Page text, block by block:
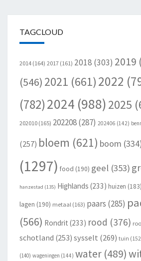
TAGCLOUD
2014 (164) 2017 (161) 2018 (303) 2019
(546) 2021 (661) 2022
(782)2024 (988) 2025
202010 (165) 202208(287) 202406 (142)
(257) bloem (621) boom
(1297) food (190) geel (353)
hanzestad (135) Highlands (233) huizen (183)
lagen (190) metaal (163) paars (285)
(566) Rondrit (233) rood (376)
schotland (253) sysselt (269) tuin
(140) wageningen (144) water (489)